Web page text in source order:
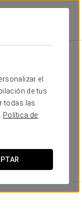
el
de tus
todas las
Política de
de nuestros
ejecutivas